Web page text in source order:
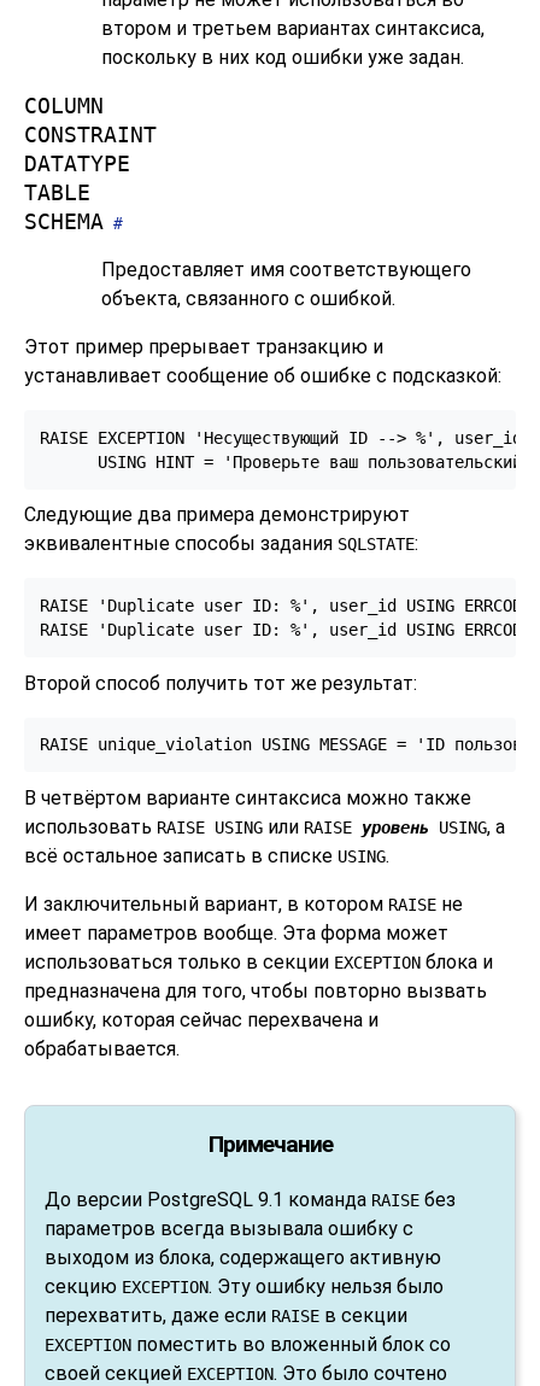
втором и третьем вариантах синтаксиса,
поскольку в них код ошибки уже задан.
COLUMN
CONSTRAINT
DATATYPE
TABLE
SCHEMA #
Предоставляет имя соответствующего
объекта, связанного с ошибкой.
Этот пример прерывает транзакцию и
устанавливает сообщение об ошибке с подсказкой:
RAISE EXCEPTION 'Несуществующий ID --> %', user_id
USING HINT = 'Проверьте ваш пользовательский
Следующие два примера демонстрируют
эквивалентные способы задания SQLSTATE:
RAISE 'Duplicate user ID: %', user_id USING
RAISE 'Duplicate user ID: %', user_id USING
Второй способ получить тот же результат:
RAISE unique_violation USING MESSAGE = 'ID
В четвёртом варианте синтаксиса можно также
использовать RAISE USING или RAISE уровень USING, а
всё остальное записать в списке USING.
И заключительный вариант, в котором RAISE не
имеет параметров вообще. Эта форма может
использоваться только в секции EXCEPTION блока и
предназначена для того, чтобы повторно вызвать
ошибку, которая сейчас перехвачена и
обрабатывается.
Примечание
До версии PostgreSQL 9.1 команда RAISE без
параметров всегда вызывала ошибку с
выходом из блока, содержащего активную
секцию EXCEPTION. Эту ошибку нельзя было
перехватить, даже если RAISE в секции
EXCEPTION поместить во вложенный блок со
своей секцией EXCEPTION. Это было сочтено